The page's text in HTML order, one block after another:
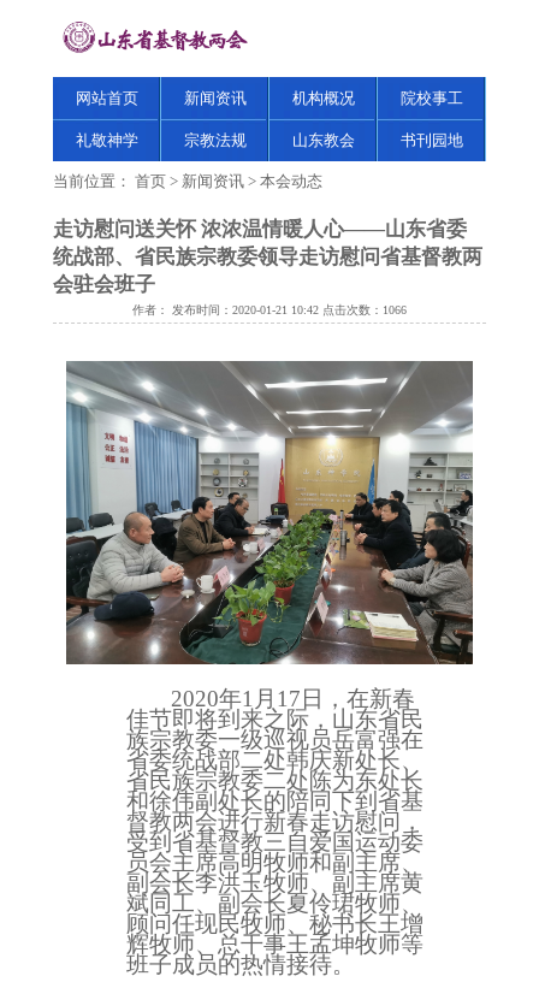
网站首页 新闻资讯 机构概况 院校事工
礼敬神学 宗教法规 山东教会 书刊园地
当前位置： 首页 > 新闻资讯 > 本会动态
走访慰问送关怀 浓浓温情暖人心——山东省委
统战部、省民族宗教委领导走访慰问省基督教两
会驻会班子
作者： 发布时间：2020-01-21 10:42 点击次数： 1066
2020年1月17日，在新春
佳节即将到来之际，山东省民
族宗教委一级巡视员岳富强在
省委统战部二处韩庆新处长、
省民族宗教委二处陈为东处长
和徐伟副处长的陪同下到省基
督教两会进行新春走访慰问，
受到省基督教三自爱国运动委
员会主席高明牧师和副主席、
副会长李洪玉牧师、副主席黄
斌同工、副会长夏伶珺牧师、
顾问任现民牧师、秘书长王增
辉牧师、总干事王孟坤牧师等
班子成员的热情接待。